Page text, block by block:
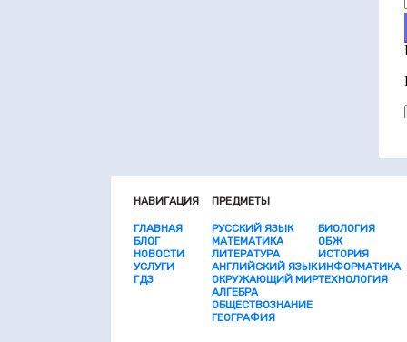
НАВИГАЦИЯ
ГЛАВНАЯ
БЛОГ
НОВОСТИ
УСЛУГИ
ГДЗ
ПРЕДМЕТЫ
РУССКИЙ ЯЗЫК
МАТЕМАТИКА
ЛИТЕРАТУРА
АНГЛИЙСКИЙ ЯЗЫК
ОКРУЖАЮЩИЙ МИР
АЛГЕБРА
ОБЩЕСТВОЗНАНИЕ
ГЕОГРАФИЯ
БИОЛОГИЯ
ОБЖ
ИСТОРИЯ
ИНФОРМАТИКА
ТЕХНОЛОГИЯ